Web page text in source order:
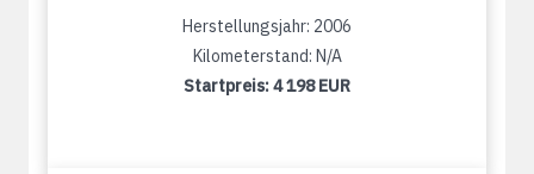
Herstellungsjahr: 2006
Kilometerstand: N/A
Startpreis:4 198 EUR